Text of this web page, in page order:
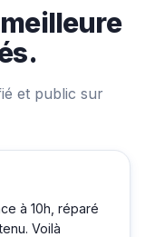
et public sur
à 10h, réparé
Voilà